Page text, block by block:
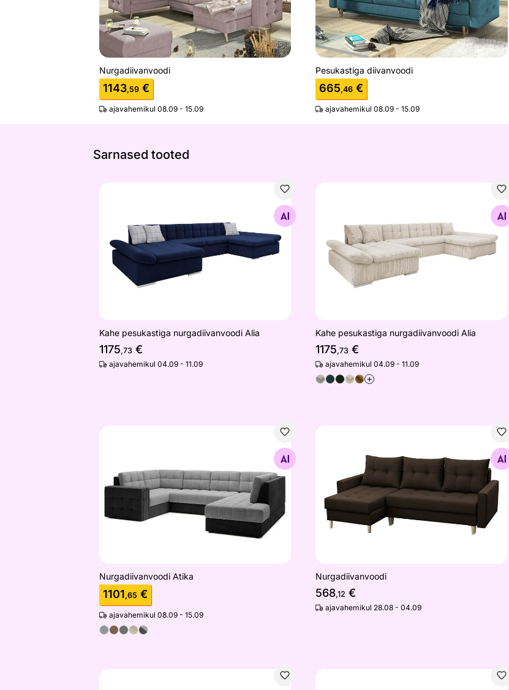
Nurgadiivanvoodi
1143,59 €
ajavahemikul 08.09 - 15.09
Pesukastiga diivanvoodi
665,46 €
ajavahemikul 08.09 - 15.09
Sarnased tooted
Kahe pesukastiga nurgadiivanvoodi Alia
Kahe pesukastiga nurgadiivanvoodi Alia
1175,73 €
ajavahemikul 04.09 - 11.09
Kahe pesukastiga nurgadiivanvoodi Alia
Kahe pesukastiga nurgadiivanvoodi Alia
1175,73 €
ajavahemikul 04.09 - 11.09
+
Nurgadiivanvoodi Atika
1101,65 €
ajavahemikul 08.09 - 15.09
Otsi sarnaseid
Nurgadiivanvoodi
568,12 €
ajavahemikul 28.08 - 04.09
Kahe pesukastiga nurgadiivanvoodi Alia Kahe pesukastiga nurgadiivanvoodi Alia